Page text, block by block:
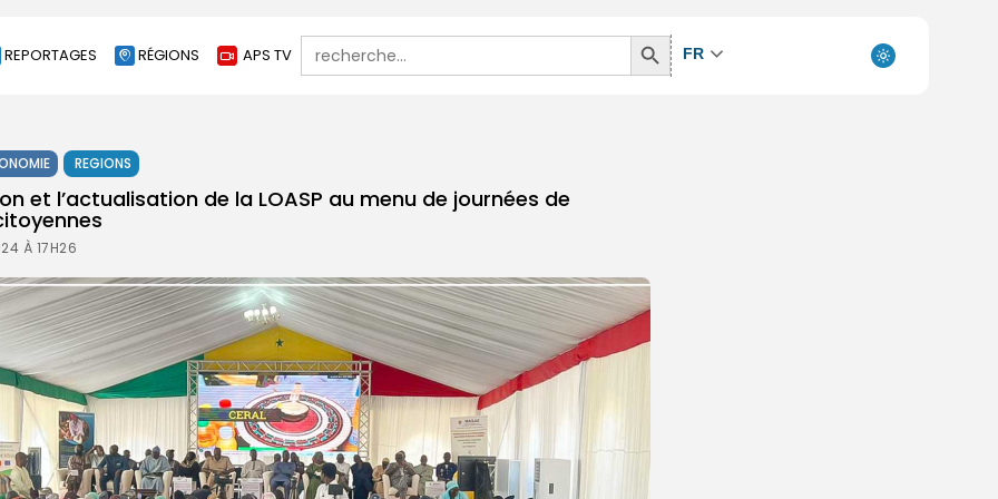
REPORTAGES RÉGIONS APS TV
Search
for:
Search
Button
FR
REGIONS
et l’actualisation de la LOASP au menu de journées de
À 17H26